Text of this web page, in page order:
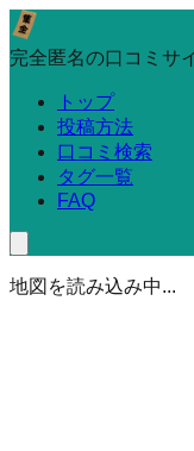
完全匿名の口コミサ
トップ
投稿方法
口コミ検索
タグ一覧
FAQ
地図を読み込み中...